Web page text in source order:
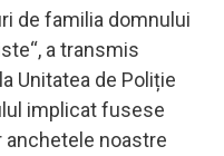
de familia domnului
a transmis
Unitatea de Poliție
implicat fusese
anchetele noastre